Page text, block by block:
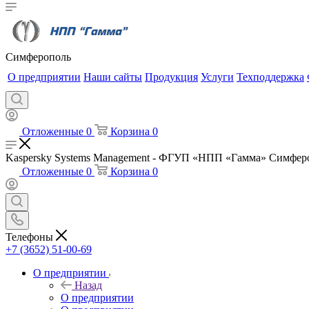
Симферополь
О предприятии Наши сайты Продукция Услуги Техподдержка
Отложенные 0 Корзина 0
Kaspersky Systems Management - ФГУП «НПП «Гамма»
Отложенные 0 Корзина 0
Телефоны
+7 (3652) 51-00-69
О предприятии
Назад
О предприятии